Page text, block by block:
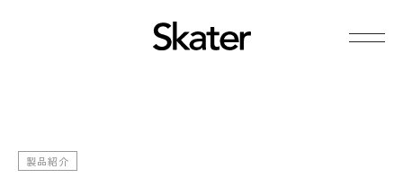
製品紹介